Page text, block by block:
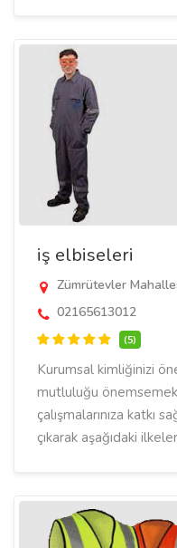
iş elbiseleri
Zümrütevler
02165613012
(5)
Kurumsal kimliğinizi
mutluluğu
çalışmalarınıza katkı
çıkarak aşağıdaki